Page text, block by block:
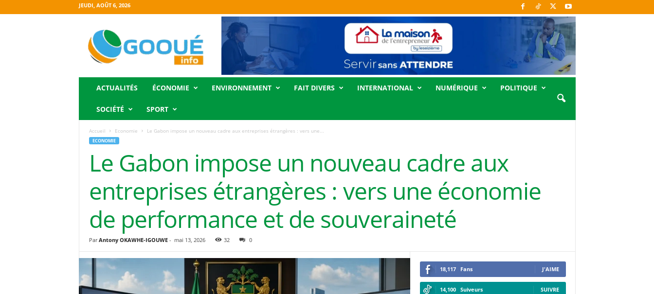
JEUDI, AOÛT 6, 2026
ACTUALITÉS ÉCONOMIE ENVIRONNEMENT FAIT DIVERS INTERNATIONAL NUMÉRIQUE POLITIQUE
SOCIÉTÉ SPORT
Accueil Economie Le Gabon impose un nouveau cadre aux entreprises étrangères : vers une...
ECONOMIE
Le Gabon impose un nouveau cadre aux
entreprises étrangères : vers une économie
de performance et de souveraineté
Par Antony OKAWHE-IGOUWE- mai 13, 2026 32 0
18,117 Fans J'AIME
14,100 Suiveurs SUIVRE